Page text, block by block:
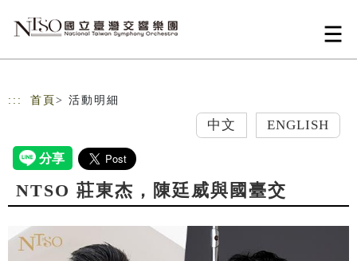
::: 首頁 > 活動明細
中文 ENGLISH
NTSO 莊東杰，陳廷威與國臺交